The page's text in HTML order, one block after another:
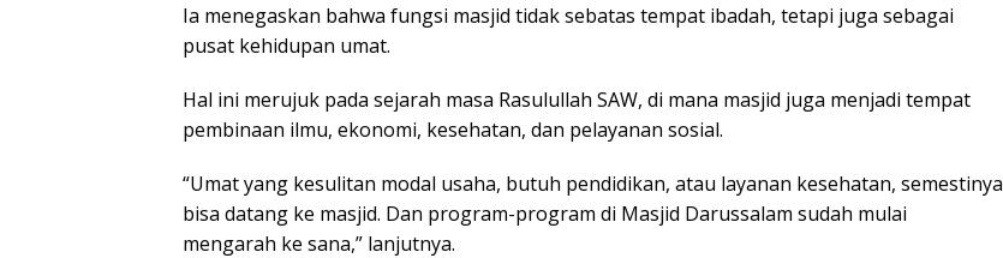
Ia menegaskan bahwa fungsi masjid tidak sebatas tempat ibadah, tetapi juga sebagai
pusat kehidupan umat.
Hal ini merujuk pada sejarah masa Rasulullah SAW, di mana masjid juga menjadi tempat
pembinaan ilmu, ekonomi, kesehatan, dan pelayanan sosial.
“Umat yang kesulitan modal usaha, butuh pendidikan, atau layanan kesehatan, semestinya
bisa datang ke masjid. Dan program-program di Masjid Darussalam sudah mulai
mengarah ke sana,” lanjutnya.